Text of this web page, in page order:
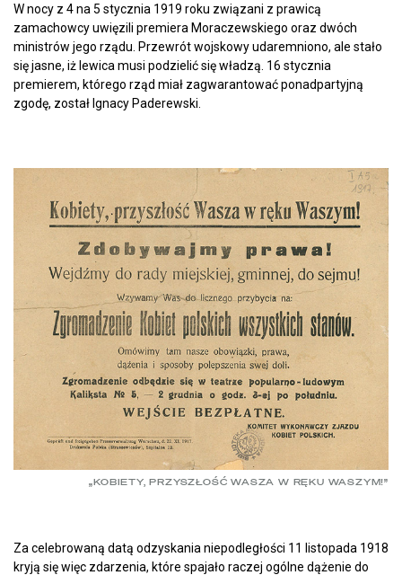
W nocy z 4 na 5 stycznia 1919 roku związani z prawicą
zamachowcy uwięzili premiera Moraczewskiego oraz dwóch
ministrów jego rządu. Przewrót wojskowy udaremniono, ale stało
się jasne, iż lewica musi podzielić się władzą. 16 stycznia
premierem, którego rząd miał zagwarantować ponadpartyjną
zgodę, został Ignacy Paderewski.
„KOBIETY, PRZYSZŁOŚĆ WASZA W RĘKU WASZYM!”
Za celebrowaną datą odzyskania niepodległości 11 listopada 1918
kryją się więc zdarzenia, które spajało raczej ogólne dążenie do